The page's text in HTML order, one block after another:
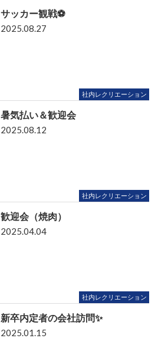
サッカー観戦⚽
社内レクリエーション
2025.08.27
暑気払い＆歓迎会
社内レクリエーション
2025.08.12
歓迎会（焼肉）
社内レクリエーション
2025.04.04
新卒内定者の会社訪問✨
2025.01.15